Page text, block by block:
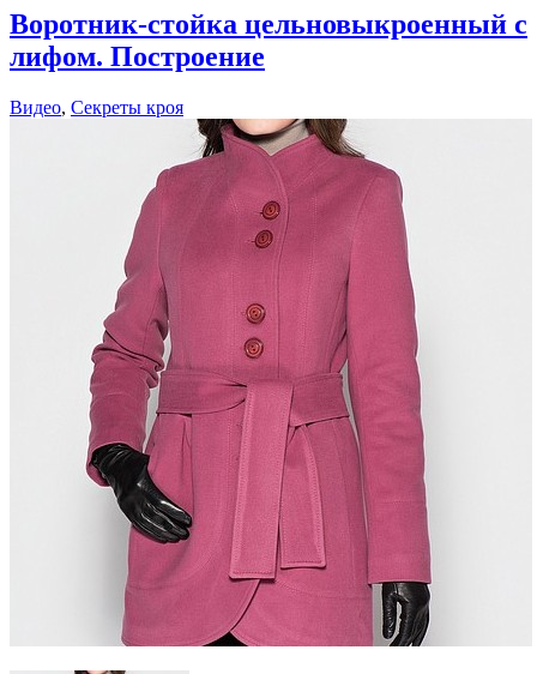
Воротник-стойка цельновыкроенный с
лифом. Построение
Видео, Секреты кроя